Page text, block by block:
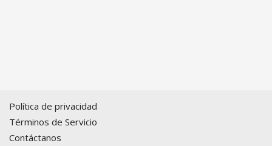
Política de privacidad
Términos de Servicio
Contáctanos